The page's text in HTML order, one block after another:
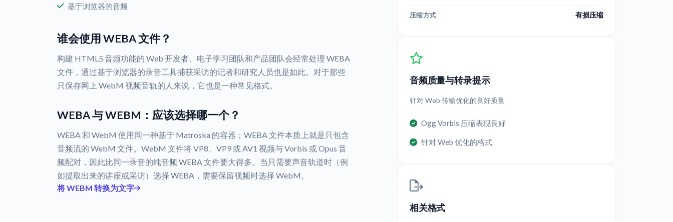
基于浏览器的音频
谁会使用 WEBA 文件？
构建 HTML5 音频功能的 Web 开发者、电子学习团队和产品团队会经常处理 WEBA
文件，通过基于浏览器的录音工具捕获采访的记者和研究人员也是如此。对于那些
只保存网上 WebM 视频音轨的人来说，它也是一种常见格式。
WEBA 与 WEBM：应该选择哪一个？
WEBA 和 WebM 使用同一种基于 Matroska 的容器；WEBA 文件本质上就是只包含
音频流的 WebM 文件。WebM 文件将 VP8、VP9 或 AV1 视频与 Vorbis 或 Opus 音
频配对，因此比同一录音的纯音频 WEBA 文件要大得多。当只需要声音轨道时（例
如提取出来的讲座或采访）选择 WEBA，需要保留视频时选择 WebM。
将 WEBM 转换为文字
压缩方式 有损压缩
音频质量与转录提示
针对 Web 传输优化的良好质量
Ogg Vorbis 压缩表现良好
针对 Web 优化的格式
相关格式